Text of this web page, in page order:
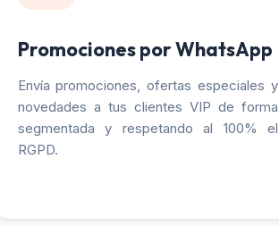
Promociones por WhatsApp
Envía promociones, ofertas especiales y
novedades a tus clientes VIP de forma
segmentada y respetando al 100% el
RGPD.